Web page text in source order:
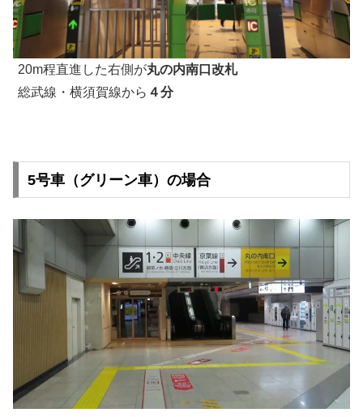
20m程直進した右側が丸の内南口改札
総武線・横須賀線から ４分
5号車（グリーン車）の場合